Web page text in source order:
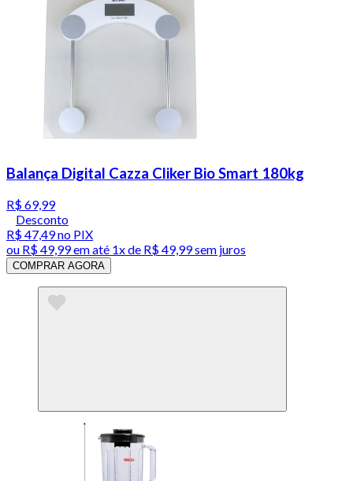
Balança Digital Cazza Cliker Bio Smart 180kg
R$ 69,99
Desconto
R$ 47,49no PIX
ou R$ 49,99em até 1x de R$ 49,99sem juros
COMPRAR AGORA